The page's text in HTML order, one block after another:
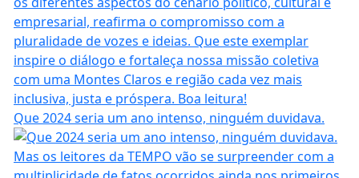
Que 2024 seria um ano intenso, ninguém duvidava.